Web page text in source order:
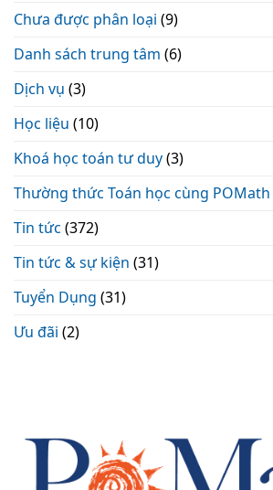
Chưa được phân loại (9)
Danh sách trung tâm (6)
Dịch vụ (3)
Học liệu (10)
Khoá học toán tư duy(3)
Thường thức Toán học cùng POMath
Tin tức (372)
Tin tức & sự kiện (31)
Tuyển Dụng (31)
Ưu đãi (2)